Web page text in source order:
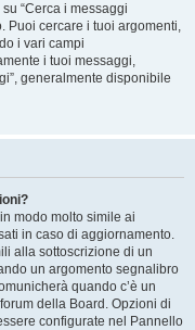
“Cerca i messaggi
Puoi cercare i tuoi argomenti,
i vari campi
i tuoi messaggi,
generalmente disponibile
modo molto simile ai
in caso di aggiornamento.
alla sottoscrizione di un
un argomento segnalibro
quando c’è un
della Board. Opzioni di
configurate nel Pannello